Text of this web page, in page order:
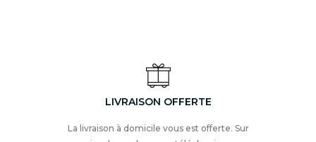
LIVRAISON OFFERTE
La livraison à domicile vous est offerte. Sur